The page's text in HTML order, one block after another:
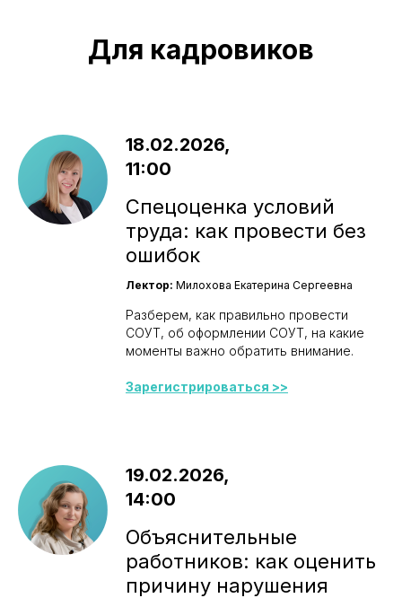
Для кадровиков
18.02.2026,
11:00
Спецоценка условий
труда: как провести без
ошибок
Лектор: Милохова Екатерина Сергеевна
Разберем, как правильно провести
СОУТ, об оформлении СОУТ, на какие
моменты важно обратить внимание.
Зарегистрироваться >>
19.02.2026,
14:00
Объяснительные
работников: как оценить
причину нарушения